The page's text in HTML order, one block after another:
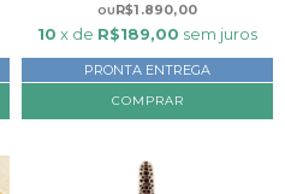
R$1.890,00
10 x de R$189,00 sem juros
PRONTA ENTREGA
COMPRAR